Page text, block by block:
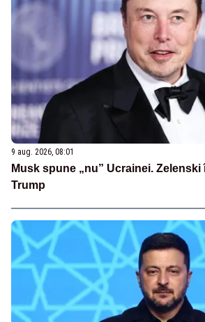
9 aug. 2026, 08:01
Musk spune „nu” Ucrainei.
Trump